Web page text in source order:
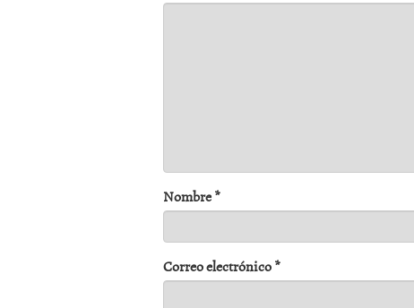
Nombre*
Correo electrónico*